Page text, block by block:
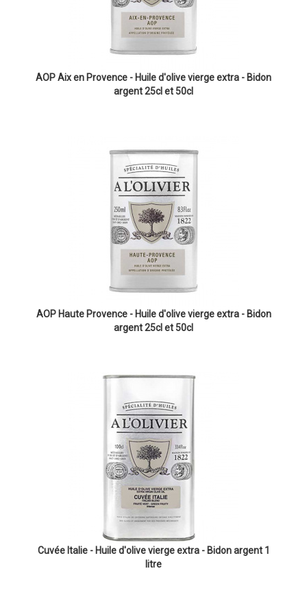
AOP Aix en Provence - Huile d'olive vierge extra - Bidon
argent 25cl et 50cl
AOP Haute Provence - Huile d'olive vierge extra - Bidon
argent 25cl et 50cl
Cuvée Italie - Huile d'olive vierge extra - Bidon argent 1
litre